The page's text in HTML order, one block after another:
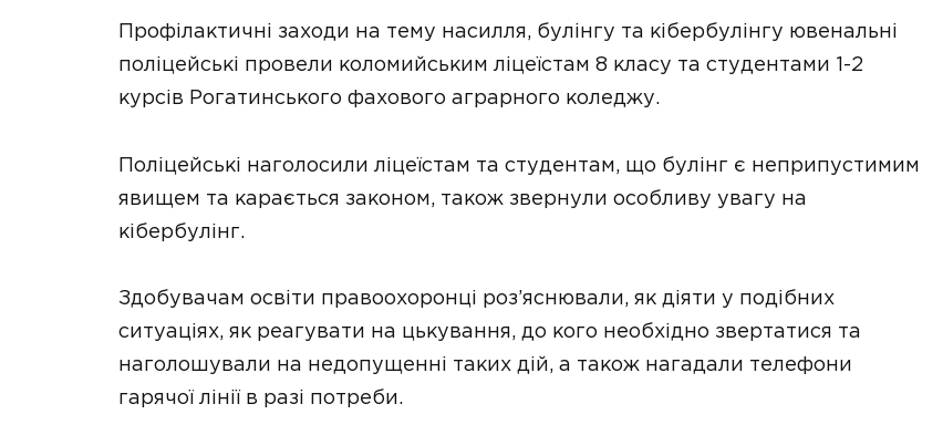
Профілактичні заходи на тему насилля, булінгу та кібербулінгу ювенальні
поліцейські провели коломийським ліцеїстам 8 класу та студентами 1-2
курсів Рогатинського фахового аграрного коледжу.
Поліцейські наголосили ліцеїстам та студентам, що булінг є неприпустимим
явищем та карається законом, також звернули особливу увагу на
кібербулінг.
Здобувачам освіти правоохоронці роз’яснювали, як діяти у подібних
ситуаціях, як реагувати на цькування, до кого необхідно звертатися та
наголошували на недопущенні таких дій, а також нагадали телефони
гарячої лінії в разі потреби.